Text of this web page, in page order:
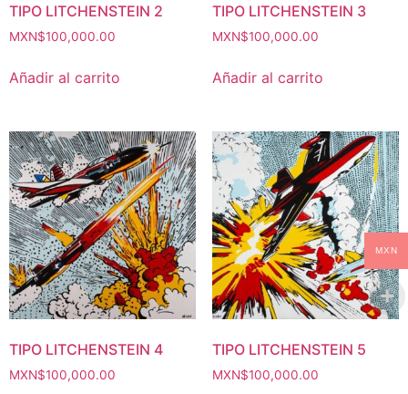
TIPO LITCHENSTEIN 2
MXN$100,000.00
Añadir al carrito
TIPO LITCHENSTEIN 3
MXN$100,000.00
Añadir al carrito
TIPO LITCHENSTEIN 4
MXN$100,000.00
TIPO LITCHENSTEIN 5
MXN$100,000.00
MXN